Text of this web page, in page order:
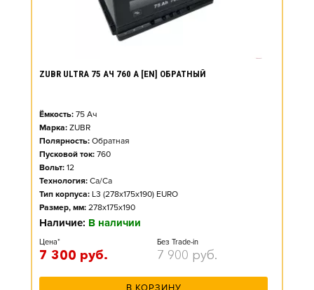
ZUBR ULTRA 75 АЧ 760 А [EN] ОБРАТНЫЙ
Ёмкость: 75 Ач
Марка: ZUBR
Полярность: Обратная
Пусковой ток: 760
Вольт: 12
Технология: Ca/Ca
Тип корпуса: L3 (278x175x190) EURO
Размер, мм: 278x175x190
Наличие: В наличии
Цена*
7 300 руб.
Без Trade-in
7 900 руб.